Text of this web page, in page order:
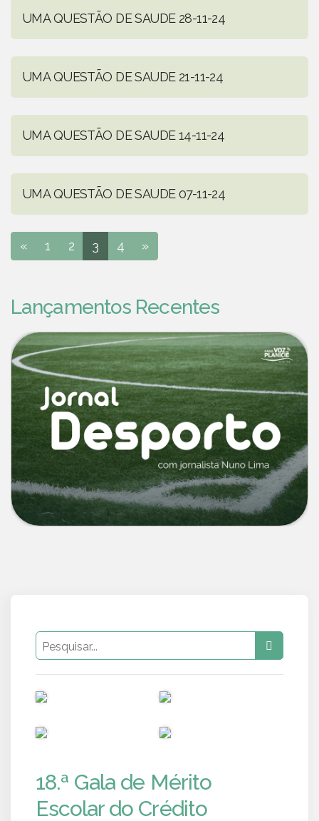
UMA QUESTÃO DE SAUDE 28-11-24
UMA QUESTÃO DE SAUDE 21-11-24
UMA QUESTÃO DE SAUDE 14-11-24
UMA QUESTÃO DE SAUDE 07-11-24
« 1 2 3 4 »
Lançamentos Recentes
18.ª Gala de Mérito
Escolar do Crédito